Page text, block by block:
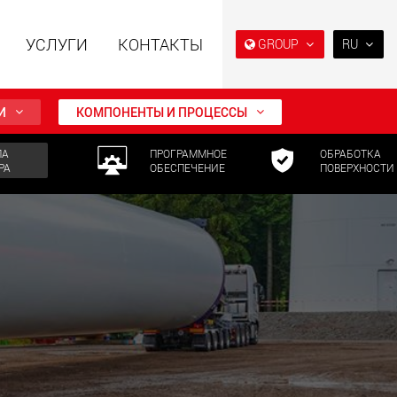
GROUP
прицепы с
конструкцией для, разработанные для
рынка США
www.maxtrailer.us
Электрические
транспортные средства с
аккумуляторным
питанием и
грузоподъёмностью от 5 т
www.morello.eu.com
RU
NL
УСЛУГИ КОНТАКТЫ
КОМПОНЕНТЫ И ПРОЦЕССЫ
ПРОГРАММНОЕ
ОБЕСПЕЧЕНИЕ
ОБРАБОТКА
ПОВЕРХНОСТИ